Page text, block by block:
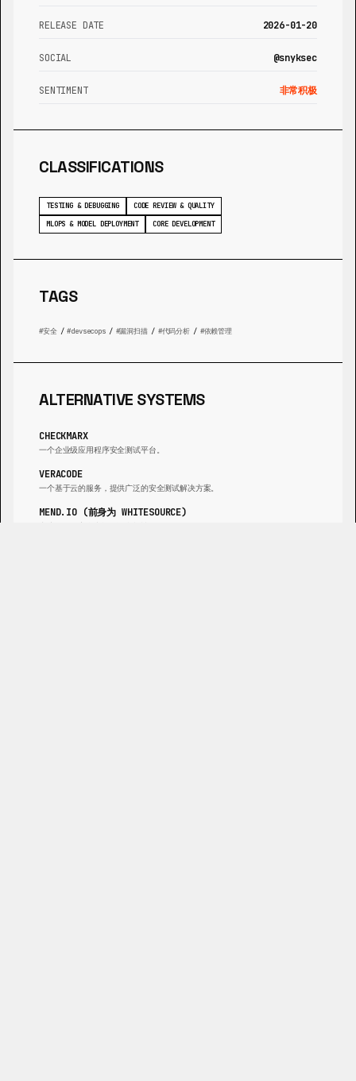
RELEASE DATE 2026-01-20
SOCIAL @snyksec
SENTIMENT 非常积极
CLASSIFICATIONS
TESTING & DEBUGGING
CODE REVIEW & QUALITY
MLOPS & MODEL DEPLOYMENT
CORE DEVELOPMENT
TAGS
安全 / devsecops / 漏洞扫描 / 代码分析 / 依赖管理
ALTERNATIVE SYSTEMS
CHECKMARX
一个企业级应用程序安全测试平台。
VERACODE
一个基于云的服务，提供广泛的安全测试解决方案。
MEND.IO (前身为 WHITESOURCE)
专注于开源安全和许可证合规性。